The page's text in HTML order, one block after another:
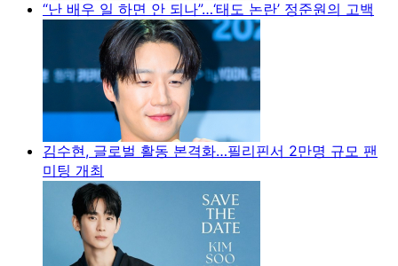
“난 배우 일 하면 안 되나”…‘태도 논란’ 정준원의 고백
김수현, 글로벌 활동 본격화…필리핀서 2만명 규모 팬
미팅 개최